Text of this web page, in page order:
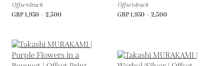
Offsetdruck
GBP 1,950 - 2,500
Offsetdruck
GBP 1,950 - 2,500